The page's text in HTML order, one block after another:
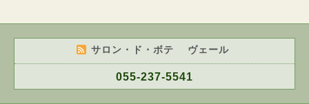
サロン・ド・ボテ ヴェール
055-237-5541